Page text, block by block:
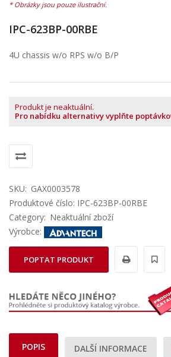
IPC-623BP-00RBE
4U chassis w/o RPS w/o B/P
Produkt je neaktuální.
Pro nabídku alternativy vyplňte
SKU: GAX0003578
Produktové číslo: IPC-623BP-00RBE
Category: Neaktuální zboží
Výrobce:
POPTAT PRODUKT
POPIS DALŠÍ INFORMACE